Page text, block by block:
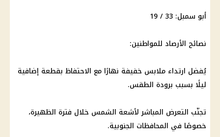
أبو سمبل: 33 / 19
نصائح الأرصاد للمواطنين:
يُفضل ارتداء ملابس خفيفة نهارًا مع الاحتفاظ بقطعة إضافية
ليلًا بسبب برودة الطقس.
تجنّب التعرض المباشر لأشعة الشمس خلال فترة الظهيرة،
خصوصًا في المحافظات الجنوبية.